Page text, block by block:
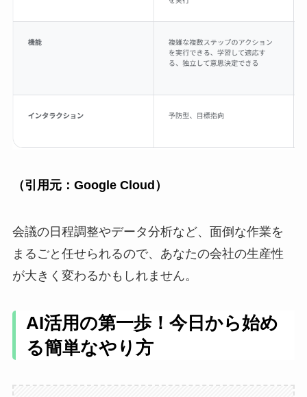
（引用元：Google Cloud）
会議の日程調整やデータ分析など、面倒な作業を
まるごと任せられるので、あなたの会社の生産性
が大きく変わるかもしれません。
AI活用の第一歩！今日から始め
る簡単なやり方